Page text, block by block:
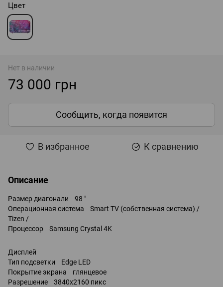
Цвет
Нет в наличии
73 000 грн
Сообщить, когда появится
В избранное К сравнению
Описание
Размер диагонали 98 "
Операционная система Smart TV (собственная система) /
Tizen /
Процессор Samsung Crystal 4K
Дисплей
Тип подсветки Edge LED
Покрытие экрана глянцевое
Разрешение 3840x2160 пикс